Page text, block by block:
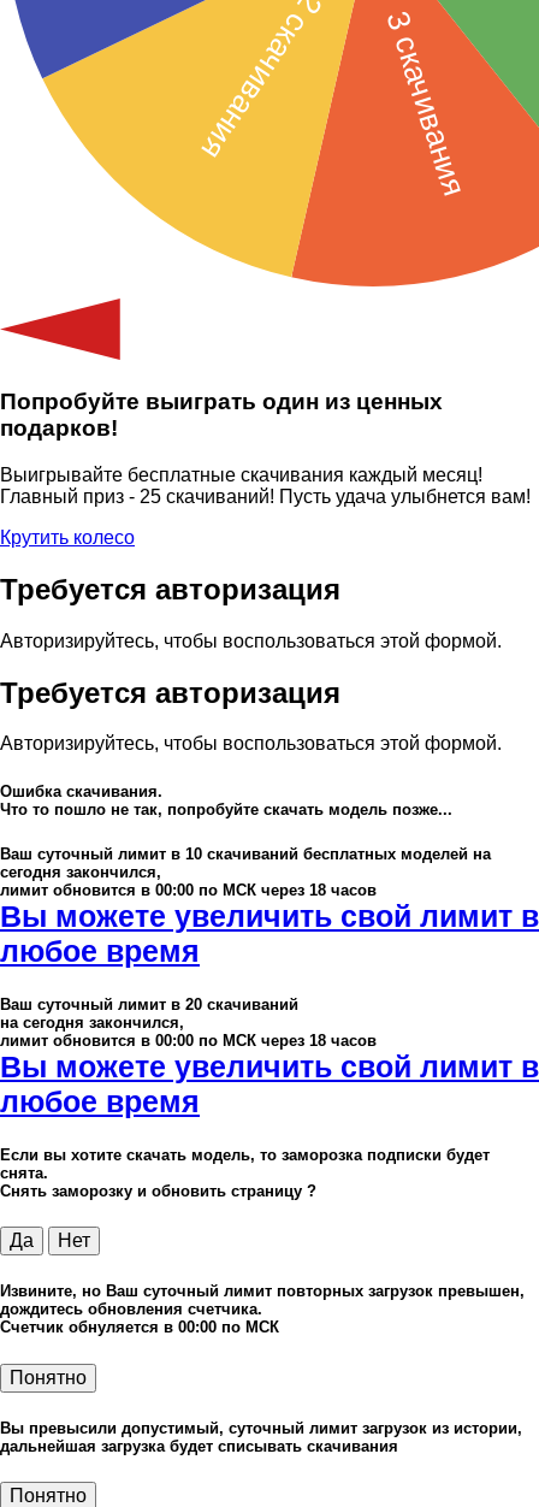
Попробуйте выиграть один из ценных
подарков!
Выигрывайте бесплатные скачивания каждый месяц!
Главный приз - 25 скачиваний! Пусть удача улыбнется вам!
Крутить колесо
Требуется авторизация
Авторизируйтесь, чтобы воспользоваться этой формой.
Требуется авторизация
Авторизируйтесь, чтобы воспользоваться этой формой.
Ошибка скачивания.
Что то пошло не так, попробуйте скачать модель позже...
Ваш суточный лимит в 10 скачиваний бесплатных моделей на
сегодня закончился,
лимит обновится в 00:00 по МСК через 18 часов
Вы можете увеличить свой лимит в
любое время
Ваш суточный лимит в 20 скачиваний
на сегодня закончился,
лимит обновится в 00:00 по МСК через 18 часов
Вы можете увеличить свой лимит в
любое время
Если вы хотите скачать модель, то заморозка подписки будет
снята.
Снять заморозку и обновить страницу ?
Да Нет
Извините, но Ваш суточный лимит повторных загрузок превышен,
дождитесь обновления счетчика.
Счетчик обнуляется в 00:00 по МСК
Понятно
Вы превысили допустимый, суточный лимит загрузок из истории,
дальнейшая загрузка будет списывать скачивания
Понятно